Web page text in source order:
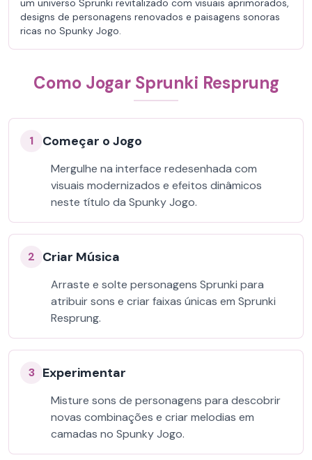
um universo Sprunki revitalizado com visuais aprimorados,
designs de personagens renovados e paisagens sonoras
ricas no Spunky Jogo.
Como Jogar Sprunki Resprung
1 Começar o Jogo
Mergulhe na interface redesenhada com
visuais modernizados e efeitos dinâmicos
neste título da Spunky Jogo.
2 Criar Música
Arraste e solte personagens Sprunki para
atribuir sons e criar faixas únicas em Sprunki
Resprung.
3 Experimentar
Misture sons de personagens para descobrir
novas combinações e criar melodias em
camadas no Spunky Jogo.